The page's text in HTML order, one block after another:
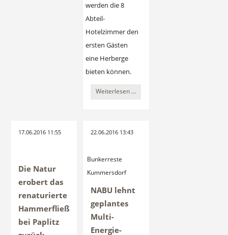
werden die 8
Abteil-
Hotelzimmer den
ersten Gästen
eine Herberge
bieten können.
Weiterlesen …
17.06.2016 11:55
Die Natur
erobert das
renaturierte
Hammerfließ
bei Paplitz
22.06.2016 13:43
Bunkerreste
Kummersdorf
NABU lehnt
geplantes
Multi-
Energie-